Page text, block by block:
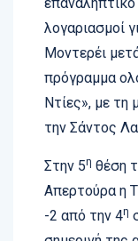
λογαριασμοί
Μοντερέι
πρόγραμμα
Ντίες», με τη
την Σάντος
Στην 5η θέση
Απερτούρα η
-2 από την 4η